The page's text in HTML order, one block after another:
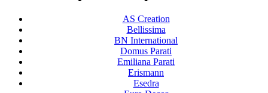
AS Creation
Bellissima
BN International
Domus Parati
Emiliana Parati
Erismann
Esedra